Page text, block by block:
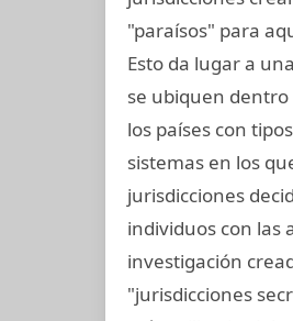
"paraísos" para
Esto da lugar a
se ubiquen
los países con
sistemas en los
jurisdicciones
individuos con las
investigación
"jurisdicciones